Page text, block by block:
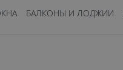
БАЛКОНЫ И ЛОДЖИИ